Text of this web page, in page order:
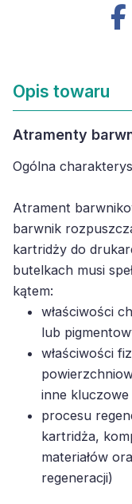
Opis towaru
Atramenty
Ogólna
Atrament
barwnik
kartridży do
butelkach musi
kątem:
właściwości
lub
właściwości
inne kluczowe
procesu
kartridża,
materiałów
regeneracji)